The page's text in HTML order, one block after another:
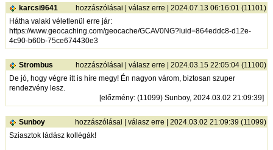
karcsi9641 hozzászólásai |válasz erre | 2024.07.13 06:16:01 (11101)
Hátha valaki véletlenül erre jár:
https://www.geocaching.com/geocache/GCAV0NG?luid=864eddc8-d12e-
4c90-b60b-75ce674430e3
Strombus hozzászólásai |válasz erre | 2024.03.15 22:05:04 (11100)
De jó, hogy végre itt is híre megy! Én nagyon várom, biztosan szuper
rendezvény lesz.
[előzmény: (11099) Sunboy, 2024.03.02 21:09:39]
Sunboy hozzászólásai |válasz erre | 2024.03.02 21:09:39 (11099)
Sziasztok ládász kollégák!